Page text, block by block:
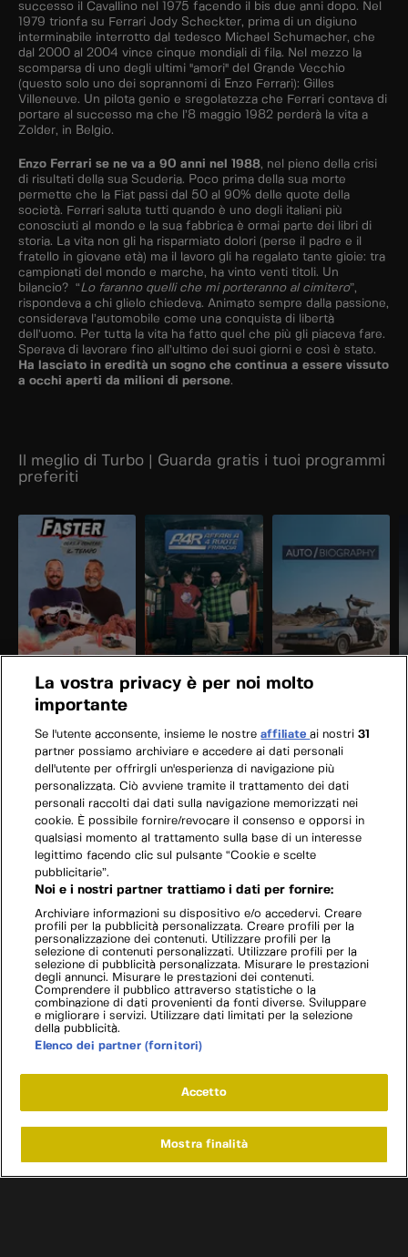
successo il Cavallino nel 1975 facendo il bis due anni dopo. Nel
1979 trionfa su Ferrari Jody Scheckter, prima di un digiuno
interminabile interrotto dal tedesco Michael Schumacher, che
dal 2000 al 2004 vince cinque mondiali di fila. Nel mezzo la
scomparsa di uno degli ultimi "amori" del Grande Vecchio
(questo solo uno dei soprannomi di Enzo Ferrari): Gilles
Villeneuve. Un pilota genio e sregolatezza che Ferrari contava di
portare al successo ma che l’8 maggio 1982 perderà la vita a
Zolder, in Belgio.
Enzo Ferrari se ne va a 90 anni nel 1988, nel pieno della crisi
di risultati della sua Scuderia. Poco prima della sua morte
permette che la Fiat passi dal 50 al 90% delle quote della
società. Ferrari saluta tutti quando è uno degli italiani più
conosciuti al mondo e la sua fabbrica è ormai parte dei libri di
storia. La vita non gli ha risparmiato dolori (perse il padre e il
fratello in giovane età) ma il lavoro gli ha regalato tante gioie: tra
campionati del mondo e marche, ha vinto venti titoli. Un
bilancio? “Lo faranno quelli che mi porteranno al cimitero”,
rispondeva a chi glielo chiedeva. Animato sempre dalla passione,
considerava l’automobile come una conquista di libertà
dell’uomo. Per tutta la vita ha fatto quel che più gli piaceva fare.
Sperava di lavorare fino all’ultimo dei suoi giorni e così è stato.
Ha lasciato in eredità un sogno che continua a essere vissuto
a occhi aperti da milioni di persone.
Il meglio di Turbo | Guarda gratis i tuoi programmi
preferiti
La vostra privacy è per noi molto
importante
Se l'utente acconsente, insieme le nostreaffiliateai nostri31
partner possiamo archiviare e accedere ai dati personali
dell'utente per offrirgli un'esperienza di navigazione più
personalizzata. Ciò avviene tramite il trattamento dei dati
personali raccolti dai dati sulla navigazione memorizzati nei
cookie. È possibile fornire/revocare il consenso e opporsi in
qualsiasi momento al trattamento sulla base di un interesse
legittimo facendo clic sul pulsante “Cookie e scelte
pubblicitarie”.
Noi e i nostri partner trattiamo i dati per fornire:
Archiviare informazioni su dispositivo e/o accedervi. Creare
profili per la pubblicità personalizzata. Creare profili per la
personalizzazione dei contenuti. Utilizzare profili per la
selezione di contenuti personalizzati. Utilizzare profili per la
selezione di pubblicità personalizzata. Misurare le prestazioni
degli annunci. Misurare le prestazioni dei contenuti.
Comprendere il pubblico attraverso statistiche o la
combinazione di dati provenienti da fonti diverse. Sviluppare
e migliorare i servizi. Utilizzare dati limitati per la selezione
della pubblicità.
Elenco dei partner (fornitori)
Accetto
Mostra finalità